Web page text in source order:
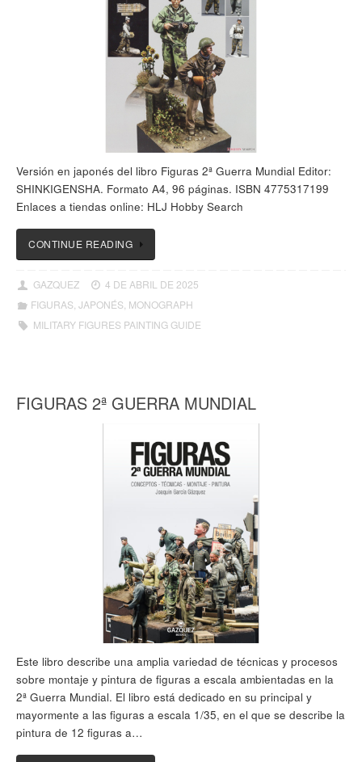
Versión en japonés del libro Figuras 2ª Guerra Mundial Editor:
SHINKIGENSHA. Formato A4, 96 páginas. ISBN 4775317199
Enlaces a tiendas online: HLJ Hobby Search
CONTINUE READING
GAZQUEZ
4 DE ABRIL DE 2025
FIGURAS, JAPONÉS, MONOGRAPH
MILITARY FIGURES PAINTING GUIDE
FIGURAS 2ª GUERRA MUNDIAL
Este libro describe una amplia variedad de técnicas y procesos
sobre montaje y pintura de figuras a escala ambientadas en la
2ª Guerra Mundial. El libro está dedicado en su principal y
mayormente a las figuras a escala 1/35, en el que se describe la
pintura de 12 figuras a…